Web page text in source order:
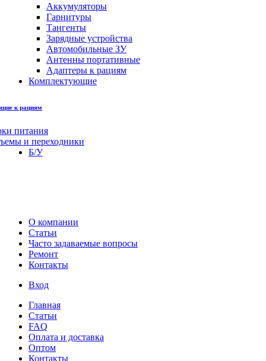
Аккумуляторы
Гарнитуры
Тангенты
Зарядные устройства
Автомобильные ЗУ
Антенны портативные
Адаптеры к рациям
Комплектующие
к рациям
питания
и переходники
Б/У
О компании
Статьи
Часто задаваемые вопросы
Ремонт
Контакты
Вход
Главная
Статьи
FAQ
Оплата и доставка
Оптом
Контакты